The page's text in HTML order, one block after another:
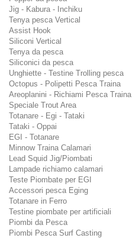
Jig - Kabura - Inchiku
Tenya pesca Vertical
Assist Hook
Siliconi Vertical
Tenya da pesca
Siliconici da pesca
Unghiette - Testine Trolling pesca
Octopus - Polipetti Pesca Traina
Areoplanini - Richiami Pesca Traina
Speciale Trout Area
Totanare - Egi - Tataki
Tataki - Oppai
EGI - Totanare
Minnow Traina Calamari
Lead Squid Jig/Piombati
Lampade richiamo calamari
Teste Piombate per EGI
Accessori pesca Eging
Totanare in Ferro
Testine piombate per artificiali
Piombi da Pesca
Piombi Pesca Surf Casting